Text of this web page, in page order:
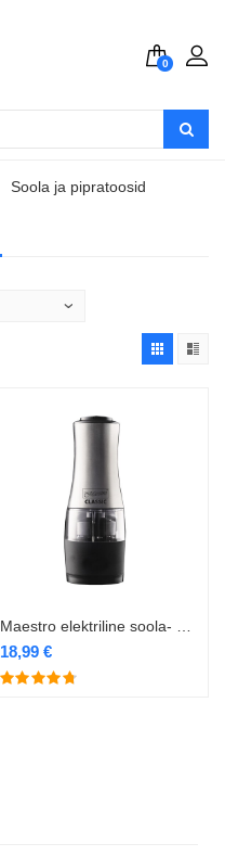
0
Soola ja pipratoosid
18,99 €